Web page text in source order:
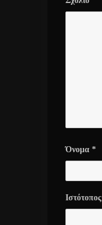
Όνομα *
Ιστότοπος